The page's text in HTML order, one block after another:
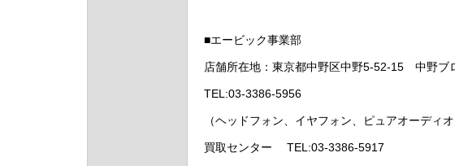
■エービック事業部
店舗所在地：東京都中野区中野5-52-15 中野ブ
TEL:03-3386-5956
（ヘッドフォン、イヤフォン、ピュアオーディ
買取センター TEL:03-3386-5917